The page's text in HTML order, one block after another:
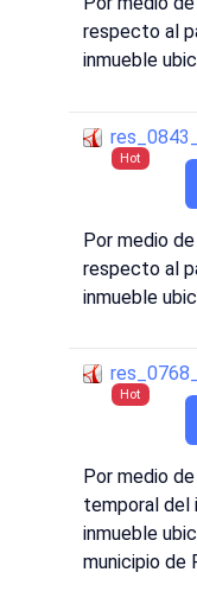
respecto al
inmueble
Hot
Por medio
respecto al
inmueble
Hot
Por medio
temporal del
inmueble
municipio de